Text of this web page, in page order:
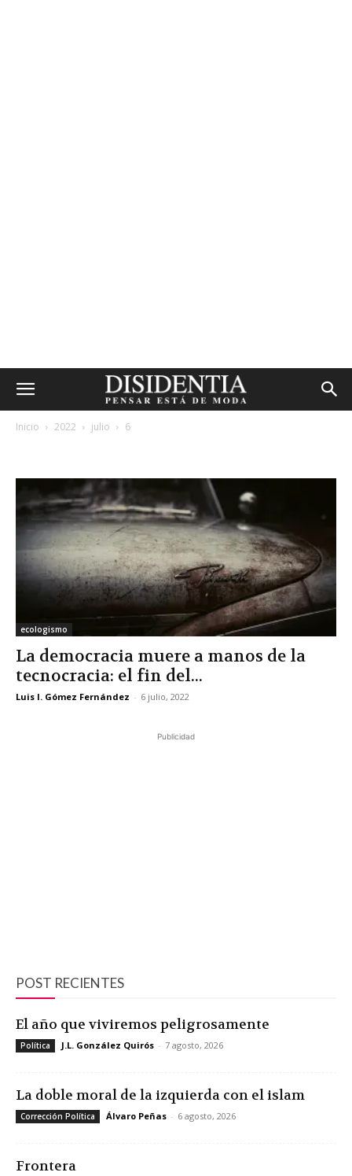
Inicio 2022 julio 6
ecologismo
La democracia muere a manos de la
tecnocracia: el fin del...
Luis I. Gómez Fernández - 6 julio, 2022
Publicidad
POST RECIENTES
El año que viviremos peligrosamente
Política J.L. González Quirós - 7 agosto, 2026
La doble moral de la izquierda con el islam
Corrección Política Álvaro Peñas - 6 agosto, 2026
Frontera